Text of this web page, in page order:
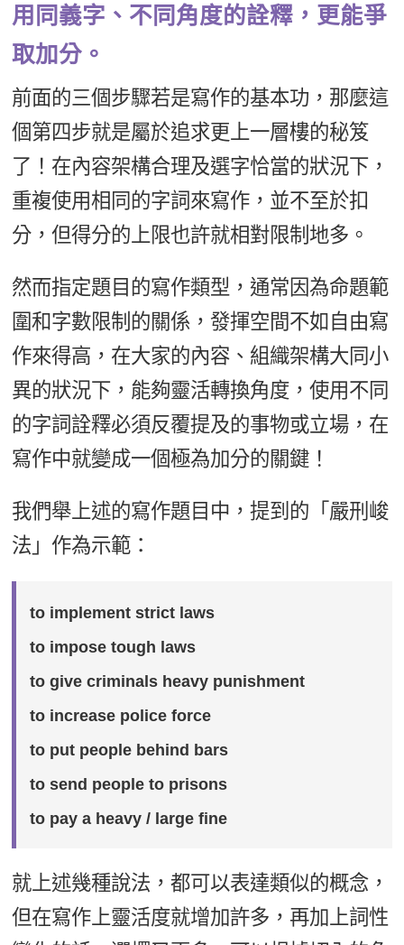
用同義字、不同角度的詮釋，更能爭
取加分。
前面的三個步驟若是寫作的基本功，那麼這
個第四步就是屬於追求更上一層樓的秘笈
了！在內容架構合理及選字恰當的狀況下，
重複使用相同的字詞來寫作，並不至於扣
分，但得分的上限也許就相對限制地多。
然而指定題目的寫作類型，通常因為命題範
圍和字數限制的關係，發揮空間不如自由寫
作來得高，在大家的內容、組織架構大同小
異的狀況下，能夠靈活轉換角度，使用不同
的字詞詮釋必須反覆提及的事物或立場，在
寫作中就變成一個極為加分的關鍵！
我們舉上述的寫作題目中，提到的「嚴刑峻
法」作為示範：
to implement strict laws
to impose tough laws
to give criminals heavy punishment
to increase police force
to put people behind bars
to send people to prisons
to pay a heavy / large fine
就上述幾種說法，都可以表達類似的概念，
但在寫作上靈活度就增加許多，再加上詞性